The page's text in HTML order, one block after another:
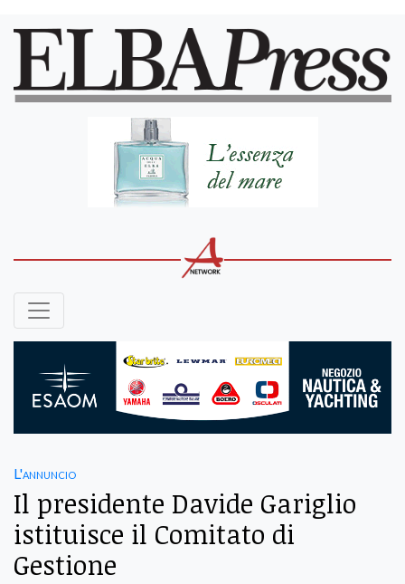
L'annuncio
Il presidente Davide Gariglio
istituisce il Comitato di
Gestione